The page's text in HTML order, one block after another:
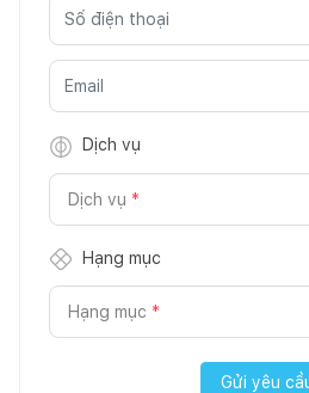
Dịch vụ
Dịch vụ *
Hạng mục
Hạng mục *
Gửi yêu